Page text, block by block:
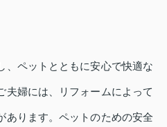
、ペットとともに安心で快適な
夫婦には、リフォームによって
あります。ペットのための安全